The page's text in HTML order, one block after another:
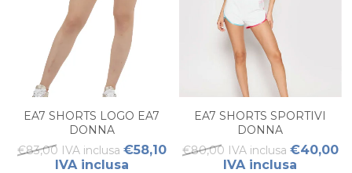
EA7 SHORTS LOGO EA7
DONNA
€83,00 IVA inclusa €58,10
IVA inclusa
EA7 SHORTS SPORTIVI
DONNA
€80,00 IVA inclusa €40,00
IVA inclusa